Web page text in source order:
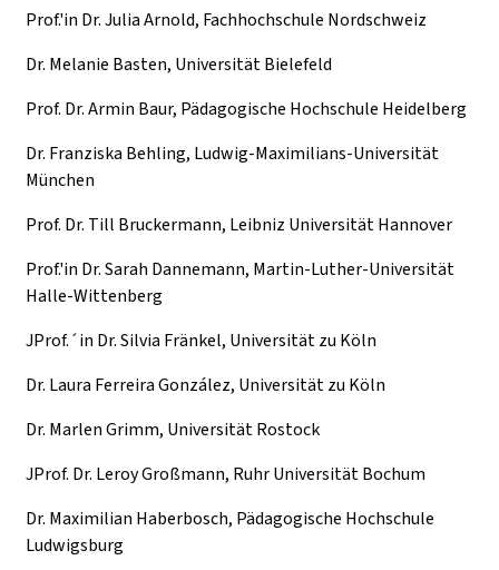
Prof.'in Dr. Julia Arnold, Fachhochschule Nordschweiz
Dr. Melanie Basten, Universität Bielefeld
Prof. Dr. Armin Baur, Pädagogische Hochschule Heidelberg
Dr. Franziska Behling, Ludwig-Maximilians-Universität
München
Prof. Dr. Till Bruckermann, Leibniz Universität Hannover
Prof.'in Dr. Sarah Dannemann, Martin-Luther-Universität
Halle-Wittenberg
JProf.´in Dr. Silvia Fränkel, Universität zu Köln
Dr. Laura Ferreira González, Universität zu Köln
Dr. Marlen Grimm, Universität Rostock
JProf. Dr. Leroy Großmann, Ruhr Universität Bochum
Dr. Maximilian Haberbosch, Pädagogische Hochschule
Ludwigsburg